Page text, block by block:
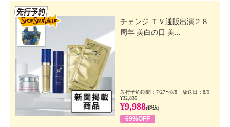
チェンジ ＴＶ通販出演２８
周年 美白の日 美...
先行予約期間：7/27〜8/8 放送日：8/9
¥32,835
¥9,988(税込)
69%OFF